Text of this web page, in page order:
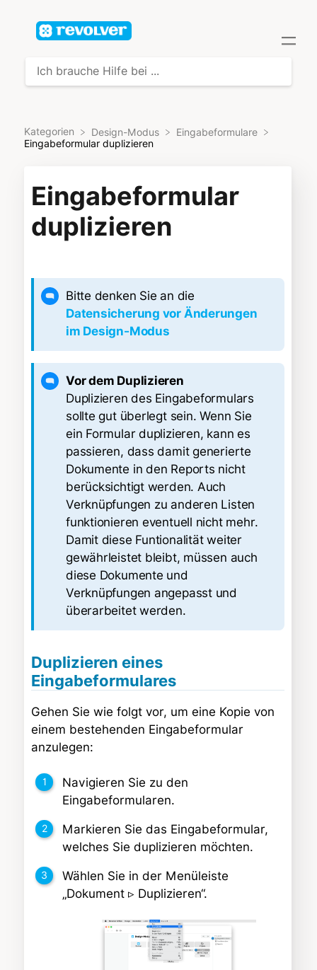
Kategorien ​Design-Modus
​Eingabeformulare
Eingabeformular duplizieren
Eingabeformular
duplizieren
Bitte denken Sie an die
Datensicherung vor Änderungen
im Design-Modus
Vor dem Duplizieren
Duplizieren des Eingabeformulars
sollte gut überlegt sein. Wenn Sie
ein Formular duplizieren, kann es
passieren, dass damit generierte
Dokumente in den Reports nicht
berücksichtigt werden. Auch
Verknüpfungen zu anderen Listen
funktionieren eventuell nicht mehr.
Damit diese Funtionalität weiter
gewährleistet bleibt, müssen auch
diese Dokumente und
Verknüpfungen angepasst und
überarbeitet werden.
Duplizieren eines
Eingabeformulares
Gehen Sie wie folgt vor, um eine Kopie von
einem bestehenden Eingabeformular
anzulegen:
Navigieren Sie zu den
Eingabeformularen.
Markieren Sie das Eingabeformular,
welches Sie duplizieren möchten.
Wählen Sie in der Menüleiste
„Dokument ▹ Duplizieren“.